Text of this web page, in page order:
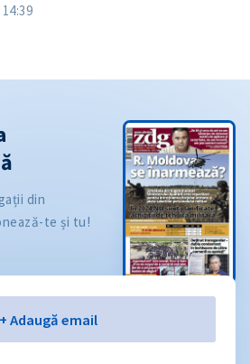
din
te și tu!
+ Adaugă email